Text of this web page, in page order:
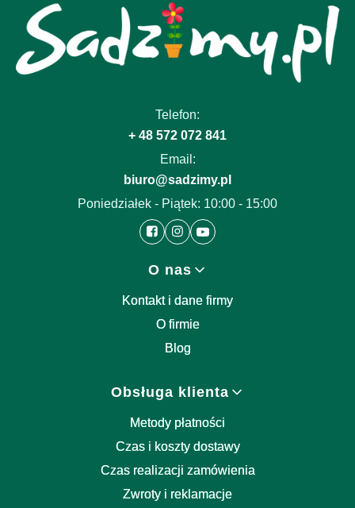
Telefon:
+ 48 572 072 841
Email:
biuro@sadzimy.pl
Poniedziałek - Piątek: 10:00 - 15:00
O nas
Kontakt i dane firmy
O firmie
Blog
Obsługa klienta
Metody płatności
Czas i koszty dostawy
Czas realizacji zamówienia
Zwroty i reklamacje